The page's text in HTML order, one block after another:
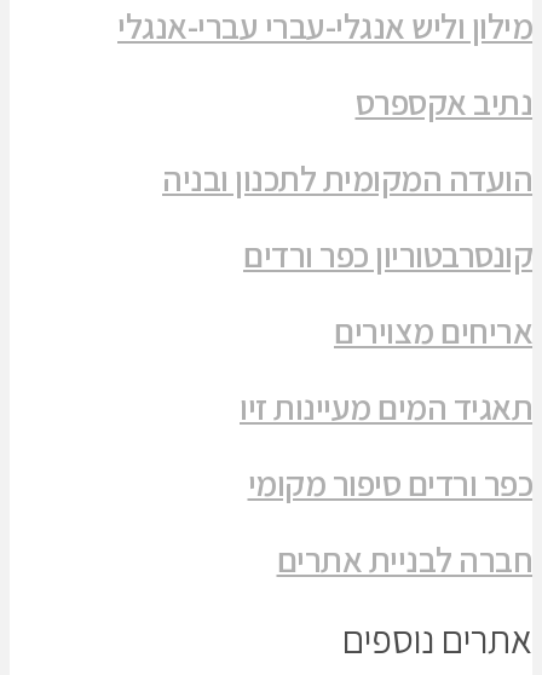
מילון וליש אנגלי-עברי עברי-אנגלי
נתיב אקספרס
הועדה המקומית לתכנון ובניה
קונסרבטוריון כפר ורדים
אריחים מצוירים
תאגיד המים מעיינות זיו
כפר ורדים סיפור מקומי
חברה לבניית אתרים
אתרים נוספים